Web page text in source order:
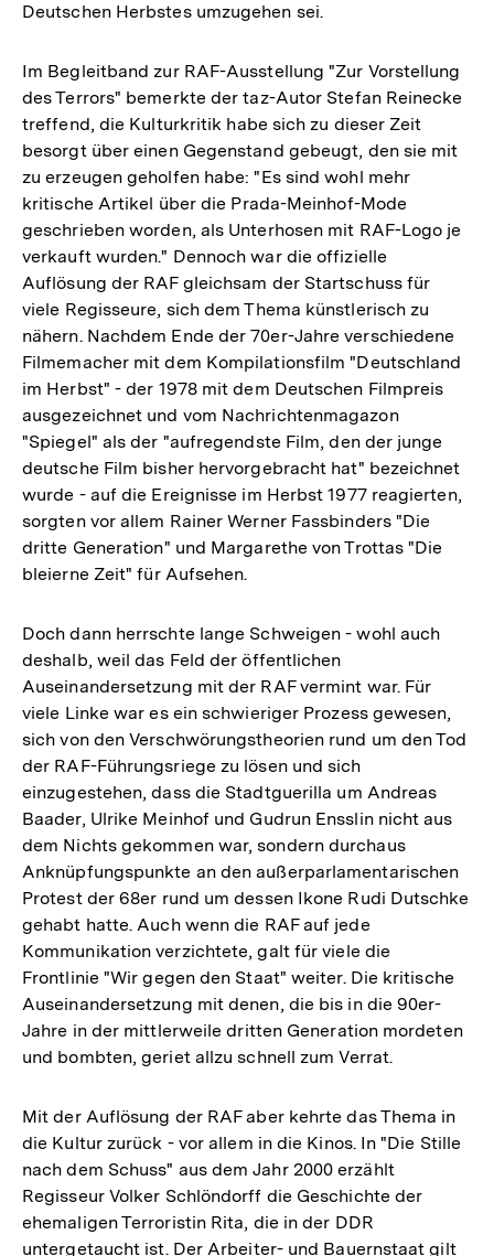
Deutschen Herbstes umzugehen sei.
Im Begleitband zur RAF-Ausstellung "Zur Vorstellung
des Terrors" bemerkte der taz-Autor Stefan Reinecke
treffend, die Kulturkritik habe sich zu dieser Zeit
besorgt über einen Gegenstand gebeugt, den sie mit
zu erzeugen geholfen habe: "Es sind wohl mehr
kritische Artikel über die Prada-Meinhof-Mode
geschrieben worden, als Unterhosen mit RAF-Logo je
verkauft wurden." Dennoch war die offizielle
Auflösung der RAF gleichsam der Startschuss für
viele Regisseure, sich dem Thema künstlerisch zu
nähern. Nachdem Ende der 70er-Jahre verschiedene
Filmemacher mit dem Kompilationsfilm "Deutschland
im Herbst" - der 1978 mit dem Deutschen Filmpreis
ausgezeichnet und vom Nachrichtenmagazon
"Spiegel" als der "aufregendste Film, den der junge
deutsche Film bisher hervorgebracht hat" bezeichnet
wurde - auf die Ereignisse im Herbst 1977 reagierten,
sorgten vor allem Rainer Werner Fassbinders "Die
dritte Generation" und Margarethe von Trottas "Die
bleierne Zeit" für Aufsehen.
Doch dann herrschte lange Schweigen - wohl auch
deshalb, weil das Feld der öffentlichen
Auseinandersetzung mit der RAF vermint war. Für
viele Linke war es ein schwieriger Prozess gewesen,
sich von den Verschwörungstheorien rund um den Tod
der RAF-Führungsriege zu lösen und sich
einzugestehen, dass die Stadtguerilla um Andreas
Baader, Ulrike Meinhof und Gudrun Ensslin nicht aus
dem Nichts gekommen war, sondern durchaus
Anknüpfungspunkte an den außerparlamentarischen
Protest der 68er rund um dessen Ikone Rudi Dutschke
gehabt hatte. Auch wenn die RAF auf jede
Kommunikation verzichtete, galt für viele die
Frontlinie "Wir gegen den Staat" weiter. Die kritische
Auseinandersetzung mit denen, die bis in die 90er-
Jahre in der mittlerweile dritten Generation mordeten
und bombten, geriet allzu schnell zum Verrat.
Mit der Auflösung der RAF aber kehrte das Thema in
die Kultur zurück - vor allem in die Kinos. In "Die Stille
nach dem Schuss" aus dem Jahr 2000 erzählt
Regisseur Volker Schlöndorff die Geschichte der
ehemaligen Terroristin Rita, die in der DDR
untergetaucht ist. Der Arbeiter- und Bauernstaat gilt